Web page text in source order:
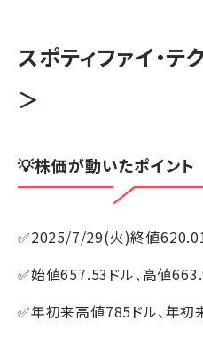
スポティファイ・テ
＞
💡株価が動いたポイント
✅2025/7/29(火)終値
✅始値657.53ドル、高値
✅年初来高値785ドル、年